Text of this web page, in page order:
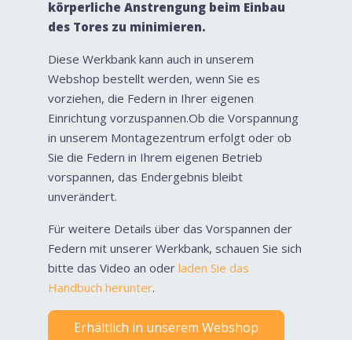
körperliche Anstrengung beim Einbau
des Tores zu minimieren.
Diese Werkbank kann auch in unserem
Webshop bestellt werden, wenn Sie es
vorziehen, die Federn in Ihrer eigenen
Einrichtung vorzuspannen.Ob die Vorspannung
in unserem Montagezentrum erfolgt oder ob
Sie die Federn in Ihrem eigenen Betrieb
vorspannen, das Endergebnis bleibt
unverändert.
Für weitere Details über das Vorspannen der
Federn mit unserer Werkbank, schauen Sie sich
bitte das Video an oderladen Sie das
Handbuch herunter.
Erhältlich in unserem Webshop